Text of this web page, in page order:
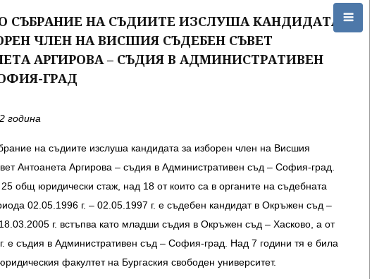
СЪБРАНИЕ НА СЪДИИТЕ ИЗСЛУША КАНДИДАТА
ЧЛЕН НА ВИСШИЯ СЪДЕБЕН СЪВЕТ
АРГИРОВА – СЪДИЯ В АДМИНИСТРАТИВЕН
ГРАД
година
на съдиите изслуша кандидата за изборен член на Висшия
Антоанета Аргирова – съдия в Административен съд – София-град.
общ юридически стаж, над 18 от които са в органите на съдебната
02.05.1996 г. – 02.05.1997 г. е съдебен кандидат в Окръжен съд –
г. встъпва като младши съдия в Окръжен съд – Хасково, а от
е съдия в Административен съд – София-град. Над 7 години тя е била
факултет на Бургаския свободен университет.